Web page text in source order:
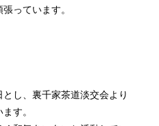
っています。
し、裏千家茶道淡交会より
す。